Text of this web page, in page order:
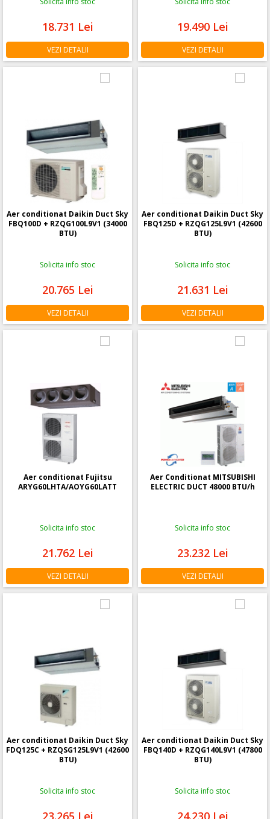
18.731 Lei
VEZI DETALII
19.490 Lei
VEZI DETALII
Aer conditionat Daikin Duct Sky
FBQ100D + RZQG100L9V1 (34000
BTU)
Solicita info stoc
20.765 Lei
VEZI DETALII
Aer conditionat Daikin Duct Sky
FBQ125D + RZQG125L9V1 (42600
BTU)
Solicita info stoc
21.631 Lei
VEZI DETALII
Aer conditionat Fujitsu
ARYG60LHTA/AOYG60LATT
Solicita info stoc
21.762 Lei
VEZI DETALII
Aer Conditionat MITSUBISHI
ELECTRIC DUCT 48000 BTU/h
Solicita info stoc
23.232 Lei
VEZI DETALII
Aer conditionat Daikin Duct Sky
FDQ125C + RZQSG125L9V1 (42600
BTU)
Solicita info stoc
23.265 Lei
Aer conditionat Daikin Duct Sky
FBQ140D + RZQG140L9V1 (47800
BTU)
Solicita info stoc
24.230 Lei